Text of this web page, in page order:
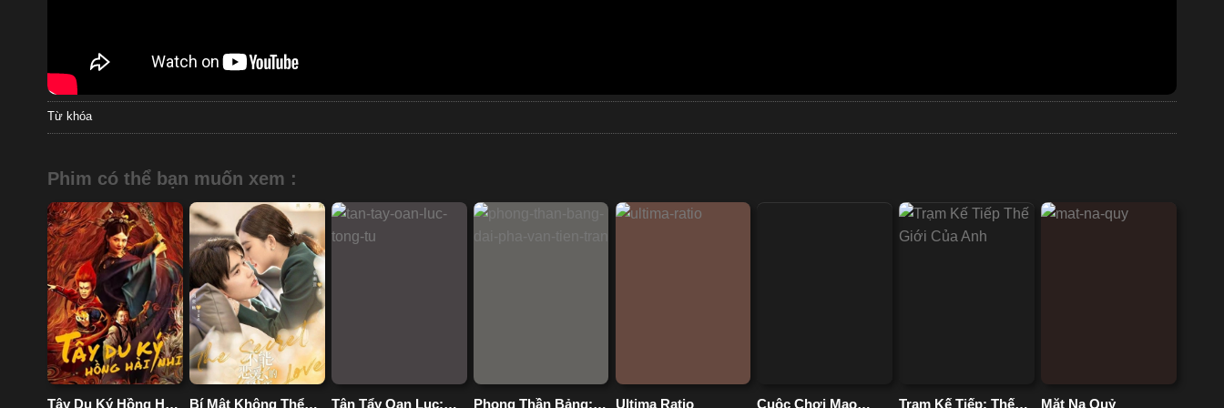
Từ khóa
Phim có thể bạn muốn xem :
Tây Du Ký Hồng Hài
Bí Mật Không Thể
Tân Tẩy Oan Lục:
Phong Thần Bảng:
Ultima Ratio
Cuộc Chơi Mạo
Trạm Kế Tiếp: Thế
Mặt Nạ Quỷ